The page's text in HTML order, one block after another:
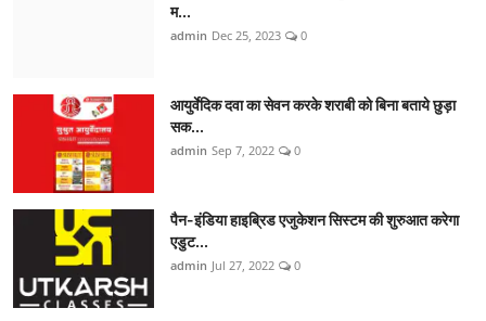
म...
admin Dec 25, 2023 0
आयुर्वेदिक दवा का सेवन करके शराबी को बिना बताये छुड़ा
सक...
admin Sep 7, 2022 0
पैन-इंडिया हाइब्रिड एजुकेशन सिस्टम की शुरुआत करेगा
एडुट...
admin Jul 27, 2022 0